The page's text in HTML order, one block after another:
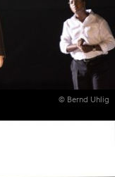
© Bernd Uhlig